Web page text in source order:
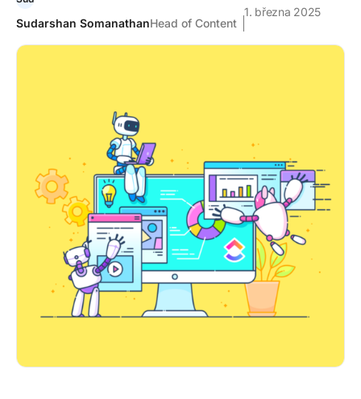
Sudarshan SomanathanHead of Content
1. března 2025